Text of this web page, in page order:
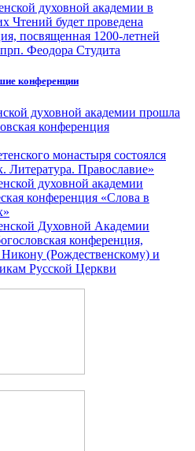
духовной академии в
Чтений будет проведена
посвященная 1200-летней
Феодора Студита
конференции
духовной академии прошла
конференция
монастыря состоялся
Литература. Православие»
духовной академии
конференция «Слова в
Духовной Академии
конференция,
(Рождественскому) и
Русской Церкви